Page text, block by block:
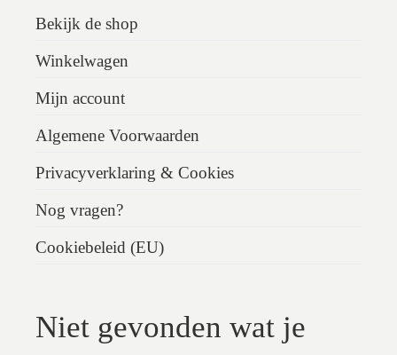
Bekijk de shop
Winkelwagen
Mijn account
Algemene Voorwaarden
Privacyverklaring & Cookies
Nog vragen?
Cookiebeleid (EU)
Niet gevonden wat je